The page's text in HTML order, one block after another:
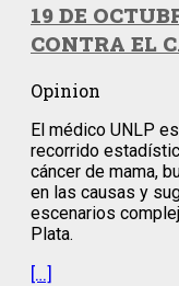
19 DE
CONTRA EL
Opinion
El médico UNLP
recorrido
cáncer de mama,
en las causas y
escenarios
Plata.
[…]